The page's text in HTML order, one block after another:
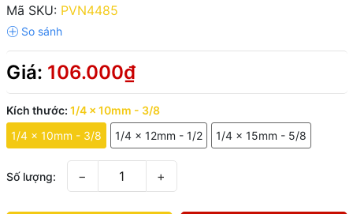
Mã SKU: PVN4485
Giá: 106.000₫
Kích thước: 1/4 x 10mm - 3/8
1/4 x 10mm - 3/8
1/4 x 12mm - 1/2 1/4 x 15mm - 5/8
Số lượng: − +